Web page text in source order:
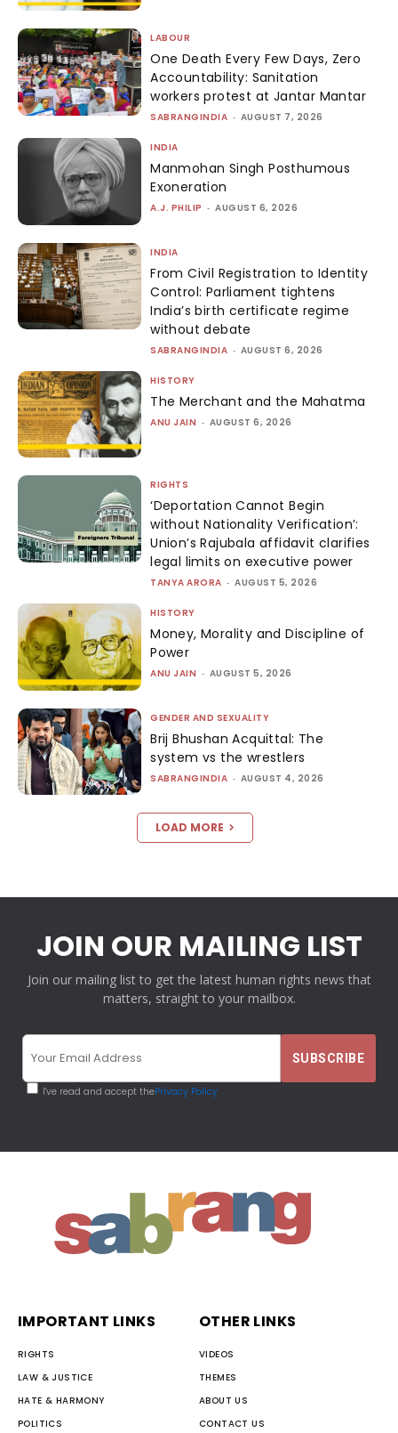
LABOUR
One Death Every Few Days, Zero
Accountability: Sanitation
workers protest at Jantar Mantar
SABRANGINDIA - AUGUST 7, 2026
INDIA
Manmohan Singh Posthumous
Exoneration
A.J. PHILIP - AUGUST 6, 2026
INDIA
From Civil Registration to Identity
Control: Parliament tightens
India’s birth certificate regime
without debate
SABRANGINDIA - AUGUST 6, 2026
HISTORY
The Merchant and the Mahatma
ANU JAIN - AUGUST 6, 2026
RIGHTS
‘Deportation Cannot Begin
without Nationality Verification’:
Union’s Rajubala affidavit clarifies
legal limits on executive power
TANYA ARORA - AUGUST 5, 2026
HISTORY
Money, Morality and Discipline of
Power
ANU JAIN - AUGUST 5, 2026
GENDER AND SEXUALITY
Brij Bhushan Acquittal: The
system vs the wrestlers
SABRANGINDIA - AUGUST 4, 2026
LOAD MORE
JOIN OUR MAILING LIST
Join our mailing list to get the latest human rights news that
matters, straight to your mailbox.
I've read and accept thePrivacy Policy
IMPORTANT LINKS
RIGHTS
LAW & JUSTICE
HATE & HARMONY
POLITICS
OTHER LINKS
VIDEOS
THEMES
ABOUT US
CONTACT US